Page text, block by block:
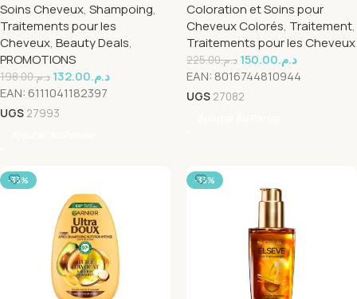
Shampooing 200ml Pack
Soins Cheveux, Shampoing,
Traitements pour les
Cheveux, Beauty Deals,
PROMOTIONS
د.م.198.00 د.م.132.00
EAN: 6111041182397
UGS 27993
Coloration et Soins pour
Cheveux Colorés, Traitement,
Traitements pour les Cheveux
د.م.225.00 د.م.150.00
EAN: 8016744810944
UGS 27082
-33% -33%